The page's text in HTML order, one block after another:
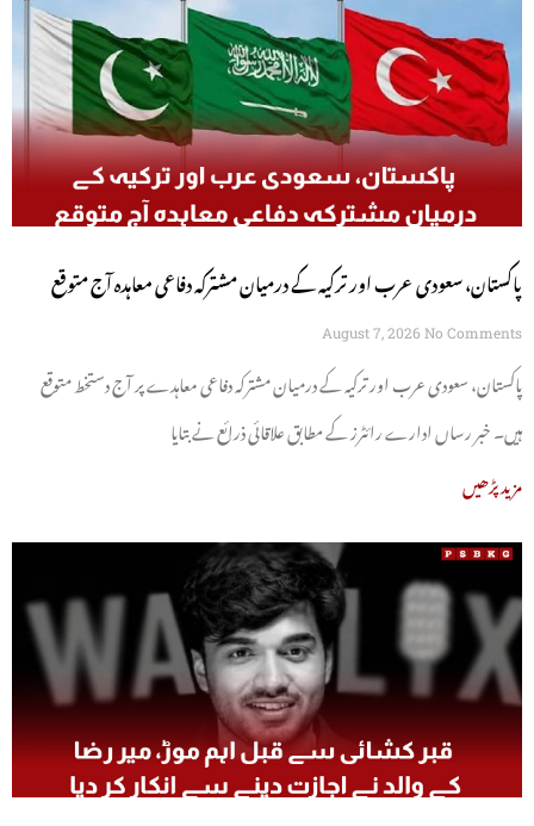
پاکستان، سعودی عرب اور ترکیہ کے درمیان مشترکہ دفاعی معاہدہ آج متوقع
August 7, 2026 No Comments
پاکستان، سعودی عرب اور ترکیہ کے درمیان مشترکہ دفاعی معاہدے پر آج دستخط متوقع
ہیں۔ خبر رساں ادارے رائٹرز کے مطابق علاقائی ذرائع نے بتایا
مزید پڑھیں